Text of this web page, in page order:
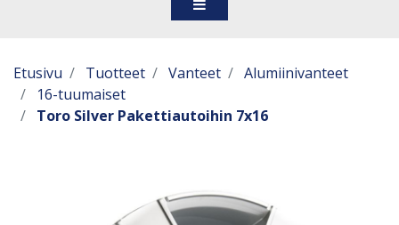
Etusivu Tuotteet Vanteet
Alumiinivanteet
16-tuumaiset
Toro Silver Pakettiautoihin 7x16